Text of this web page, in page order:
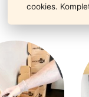
cookies.